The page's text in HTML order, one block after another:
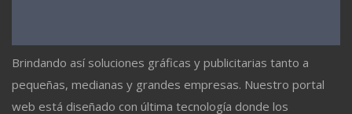
Brindando así soluciones gráficas y publicitarias tanto a
pequeñas, medianas y grandes empresas. Nuestro portal
web está diseñado con última tecnología donde los